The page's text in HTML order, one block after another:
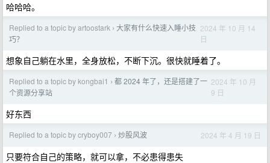
哈哈哈。
Replied to a topic by artoostark › 大家有什么快速入睡小技
巧？
2024 年 10 月 14
日
想象自己躺在水里，全身放松，不断下沉。很快就睡着了。
Replied to a topic by kongbai1 › 都 2024 年了，还是搭建了一
个资源分享站
2024 年 10 月
9 日
好东西
Replied to a topic by cryboy007 › 炒股风波 2024 年 4 月 19 日
只要符合自己的策略，就可以拿，不必患得患失